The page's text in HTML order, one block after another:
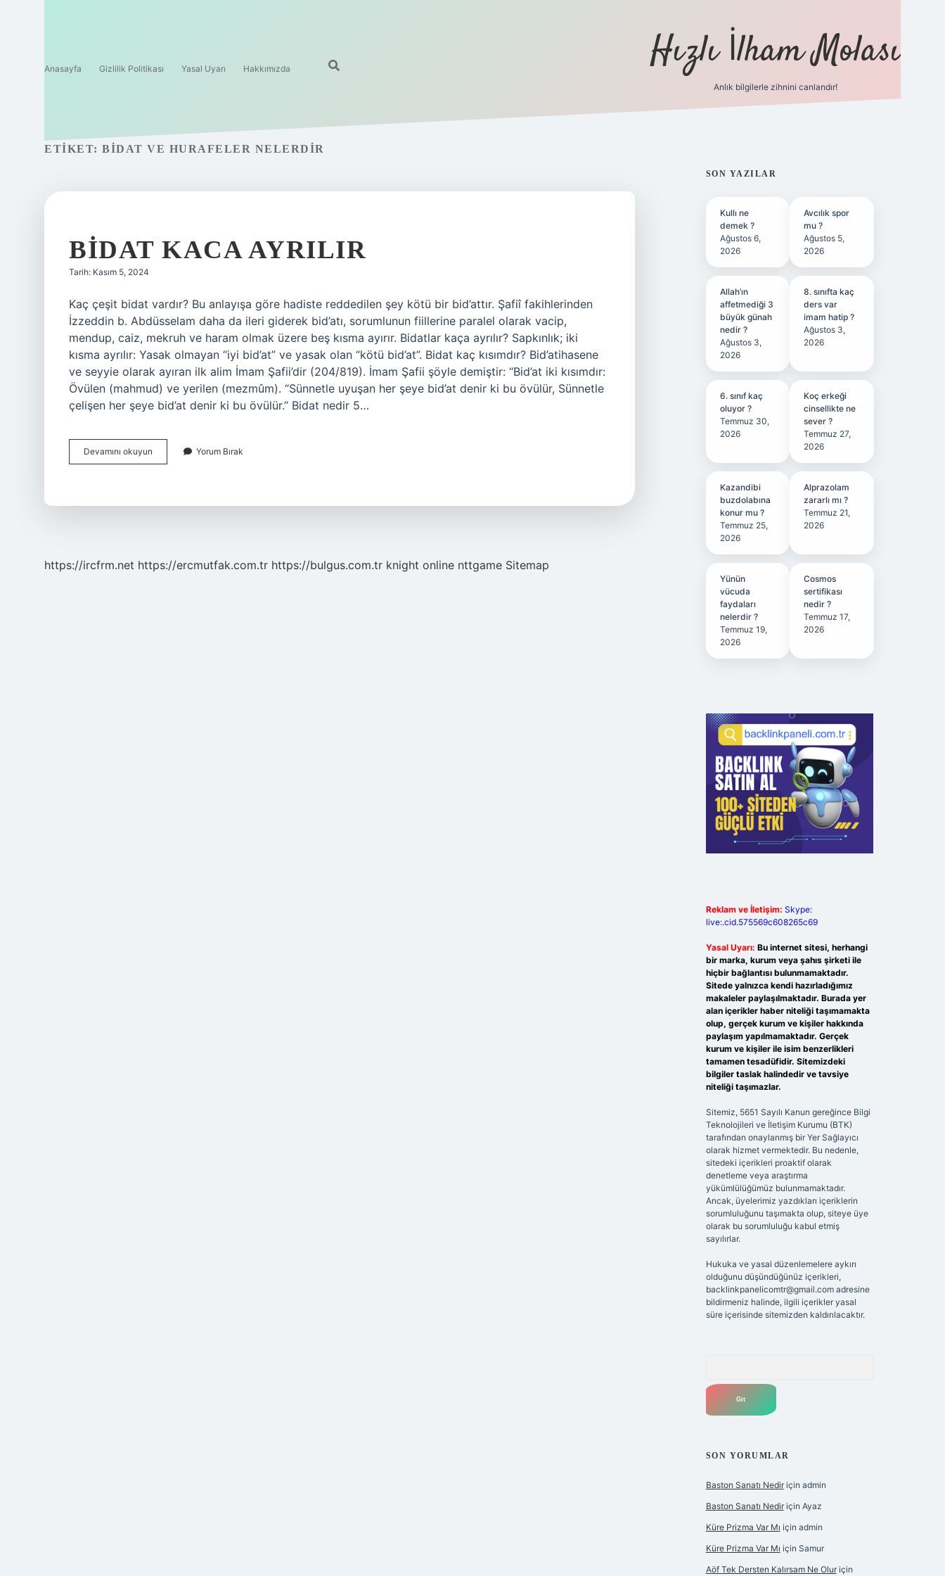
Anasayfa Gizlilik Politikası Yasal Uyarı Hakkımızda Hızlı İlham Molası
Anlık bilgilerle zihnini canlandır!
ETIKET: BIDAT VE HURAFELER NELERDIR
BIDAT KACA AYRILIR
Tarih: Kasım 5, 2024
Kaç çeşit bidat vardır? Bu anlayışa göre hadiste reddedilen şey kötü bir bid’attır. Şafiî fakihlerinden
İzzeddin b. Abdüsselam daha da ileri giderek bid’atı, sorumlunun fiillerine paralel olarak vacip,
mendup, caiz, mekruh ve haram olmak üzere beş kısma ayırır. Bidatlar kaça ayrılır? Sapkınlık; iki
kısma ayrılır: Yasak olmayan “iyi bid’at” ve yasak olan “kötü bid’at”. Bidat kaç kısımdır? Bid’atihasene
ve seyyie olarak ayıran ilk alim İmam Şafii’dir (204/819). İmam Şafii şöyle demiştir: “Bid’at iki kısımdır:
Övülen (mahmud) ve yerilen (mezmûm). “Sünnetle uyuşan her şeye bid’at denir ki bu övülür, Sünnetle
çelişen her şeye bid’at denir ki bu övülür.” Bidat nedir 5…
Devamını okuyun
Kaca
Yorum Bırak
https://ircfrm.net https://ercmutfak.com.tr https://bulgus.com.tr knight online nttgame Sitemap
SIDEBAR
SON YAZILAR
Kullı ne
demek ?
Ağustos 6,
2026
Avcılık spor
mu ?
Ağustos 5,
2026
Allah’ın
affetmediği 3
büyük günah
nedir ?
Ağustos 3,
2026
8. sınıfta kaç
ders var
imam hatip ?
Ağustos 3,
2026
6. sınıf kaç
oluyor ?
Temmuz 30,
2026
Koç erkeği
cinsellikte ne
sever ?
Temmuz 27,
2026
Kazandibi
buzdolabına
konur mu ?
Temmuz 25,
2026
Alprazolam
zararlı mı ?
Temmuz 21,
2026
Yünün
vücuda
faydaları
nelerdir ?
Temmuz 19,
2026
Cosmos
sertifikası
nedir ?
Temmuz 17,
2026
Reklam ve İletişim: Skype:
live:.cid.575569c608265c69
Yasal Uyarı: Bu internet sitesi, herhangi
bir marka, kurum veya şahıs şirketi ile
hiçbir bağlantısı bulunmamaktadır.
Sitede yalnızca kendi hazırladığımız
makaleler paylaşılmaktadır. Burada yer
alan içerikler haber niteliği taşımamakta
olup, gerçek kurum ve kişiler hakkında
paylaşım yapılmamaktadır. Gerçek
kurum ve kişiler ile isim benzerlikleri
tamamen tesadüfidir. Sitemizdeki
bilgiler taslak halindedir ve tavsiye
niteliği taşımazlar.
Sitemiz, 5651 Sayılı Kanun gereğince Bilgi
Teknolojileri ve İletişim Kurumu (BTK)
tarafından onaylanmış bir Yer Sağlayıcı
olarak hizmet vermektedir. Bu nedenle,
sitedeki içerikleri proaktif olarak
denetleme veya araştırma
yükümlülüğümüz bulunmamaktadır.
Ancak, üyelerimiz yazdıkları içeriklerin
sorumluluğunu taşımakta olup, siteye üye
olarak bu sorumluluğu kabul etmiş
sayılırlar.
Hukuka ve yasal düzenlemelere aykırı
olduğunu düşündüğünüz içerikleri,
backlinkpanelicomtr@gmail.comadresine
bildirmeniz halinde, ilgili içerikler yasal
süre içerisinde sitemizden kaldırılacaktır.
SON YORUMLAR
Baston Sanatı Nediriçin admin
Baston Sanatı Nediriçin Ayaz
Küre Prizma Var Mı için admin
Küre Prizma Var Mı için Samur
Aöf Tek Dersten Kalırsam Ne Oluriçin